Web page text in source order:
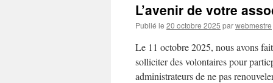
L’avenir de votre
Publié le 20 octobre 2025 parwebmestre
Le 11 octobre 2025, nous avons
solliciter des volontaires pour
administrateurs de ne pas